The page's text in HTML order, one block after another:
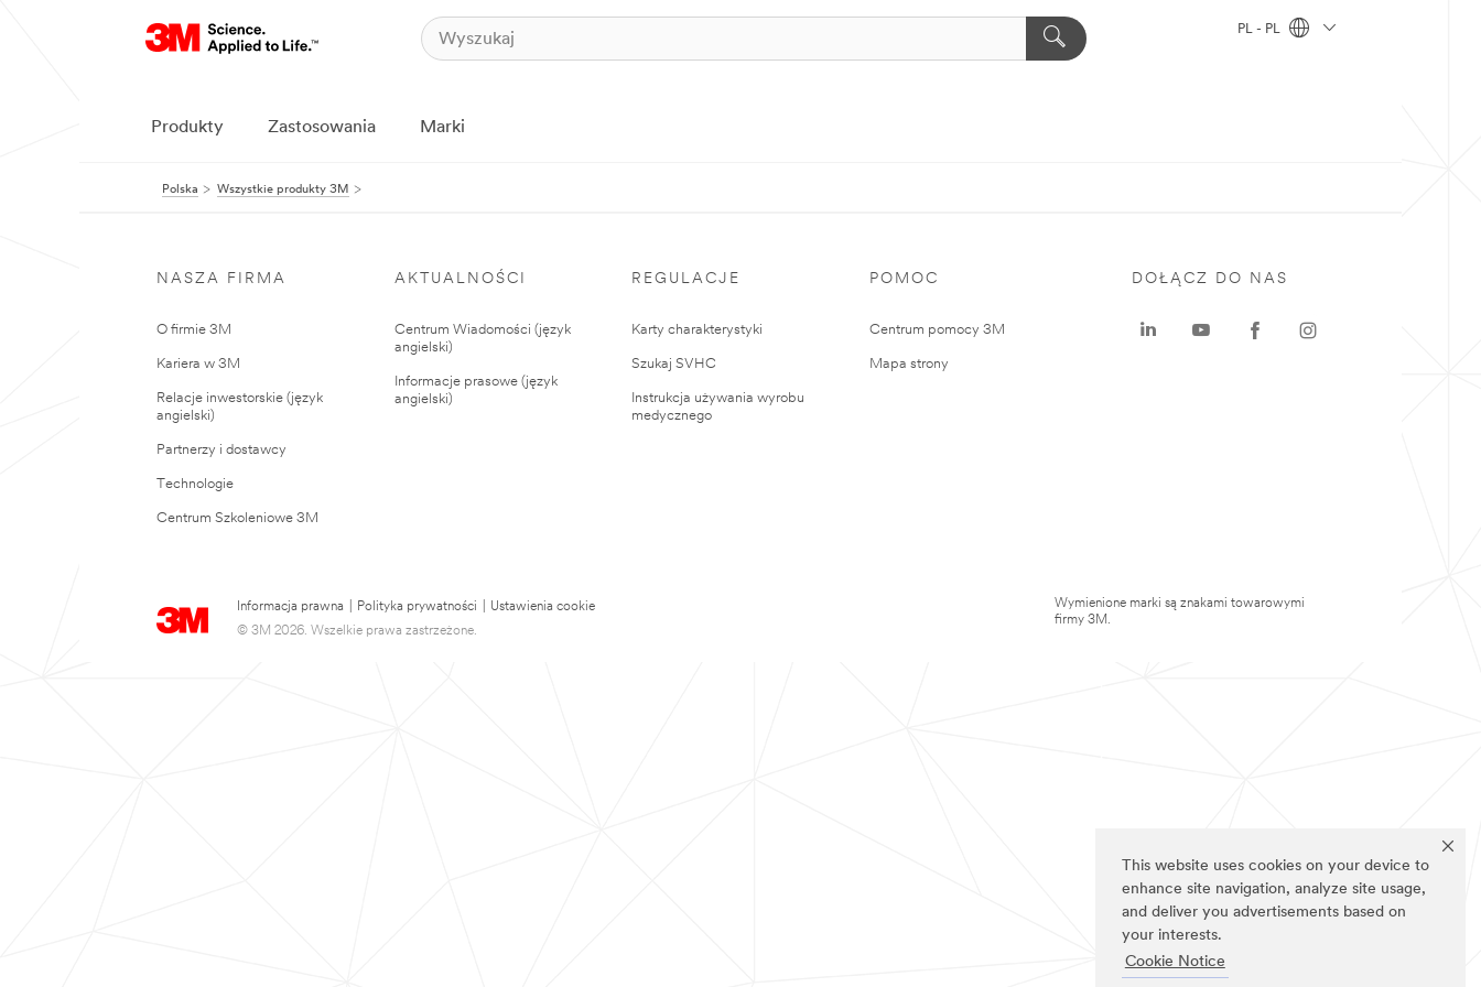
This website uses cookies on your device to
enhance site navigation, analyze site usage,
and deliver you advertisements based on
your interests.
Cookie Notice
PL - PL
Produkty Zastosowania Marki
Polska Wszystkie produkty 3M
NASZA FIRMA
O firmie 3M
Kariera w 3M
Relacje inwestorskie (język
angielski)
Partnerzy i dostawcy
Technologie
Centrum Szkoleniowe 3M
AKTUALNOŚCI
Centrum Wiadomości (język
angielski)
Informacje prasowe (język
angielski)
REGULACJE
Karty charakterystyki
Szukaj SVHC
Instrukcja używania wyrobu
medycznego
POMOC
Centrum pomocy 3M
Mapa strony
Informacja prawna Polityka prywatności
Ustawienia cookie
© 3M 2026. Wszelkie prawa zastrzeżone.
DOŁĄCZ DO NAS
Wymienione marki są znakami towarowymi
firmy 3M.